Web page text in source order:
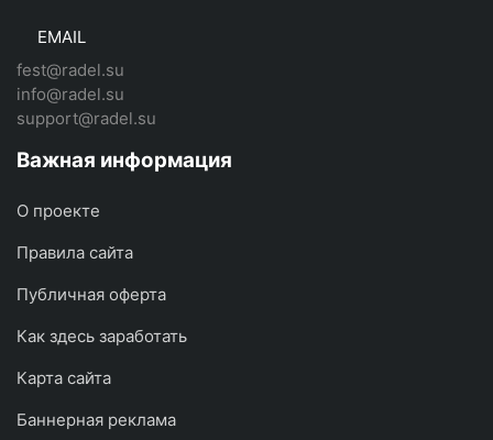
EMAIL
fest@radel.su
info@radel.su
support@radel.su
Важная информация
О проекте
Правила сайта
Публичная оферта
Как здесь заработать
Карта сайта
Баннерная реклама